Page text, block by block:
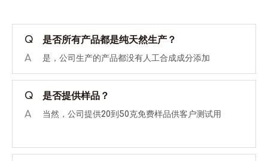
Q
是否所有产品都是纯天然生产？
A
是，公司生产的产品都没有人工合成成分添加
Q
是否提供样品？
A
当然，公司提供20到50克免费样品供客户测试用